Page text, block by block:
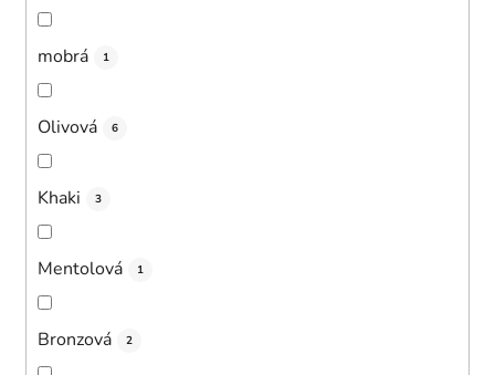
mobrá 1
Olivová 6
Khaki 3
Mentolová 1
Bronzová 2